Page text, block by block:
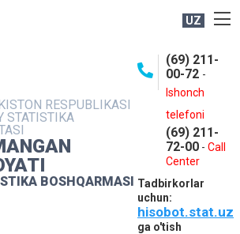
UZ
RESPUBLIKASI
STATISTIKA
BOSHQARMASI
(69) 211-
00-72 -
Ishonch
telefoni
(69) 211-
72-00 - Call
Center
Tadbirkorlar
uchun:
hisobot.stat.uz
ga o'tish
NASHRLAR
INTERAKTIV XIZMATLAR
MATBUOT XIZMATI
MUROJAATLAR